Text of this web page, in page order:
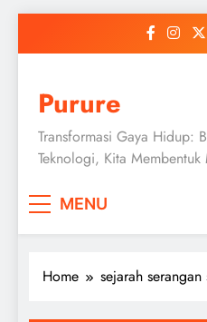
Purure
Transformasi Gaya Hidup:
Teknologi, Kita Membentuk
MENU
Home sejarah serangan